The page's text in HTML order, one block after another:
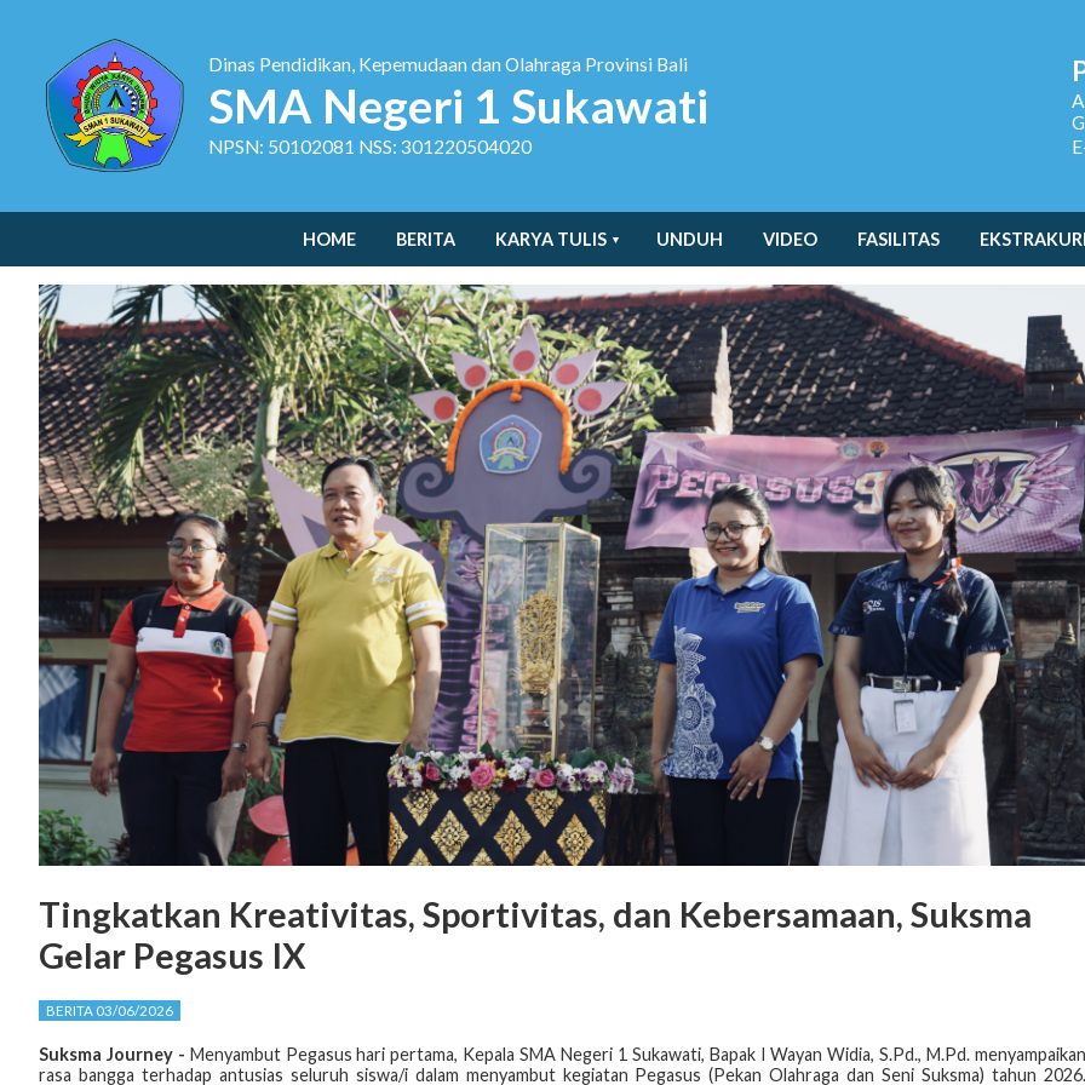
Dinas Pendidikan, Kepemudaan dan Olahraga Provinsi Bali
SMA Negeri 1 Sukawati
NPSN: 50102081 NSS: 301220504020
HOME BERITA KARYA TULIS UNDUH VIDEO FASILITAS
Tingkatkan Kreativitas, Sportivitas, dan Kebersamaan, Suksma
Gelar Pegasus IX
BERITA 03/06/2026
Suksma Journey - Menyambut Pegasus hari pertama, Kepala SMA Negeri 1 Sukawati, Bapak I Wayan Widia, S.Pd., M.Pd. menyampaikan
rasa bangga terhadap antusias seluruh siswa/i dalam menyambut kegiatan Pegasus (Pekan Olahraga dan Seni Suksma) tahun 2026.